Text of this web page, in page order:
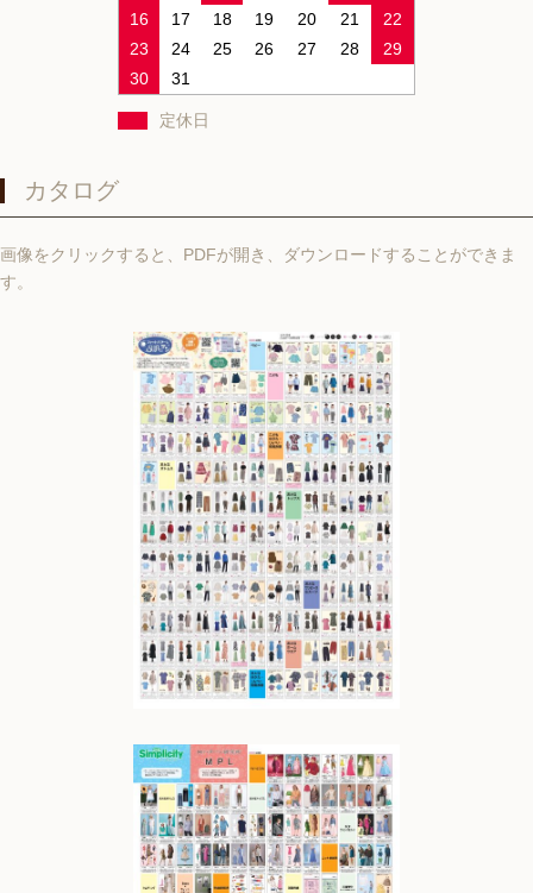
16
17 18 19 20 21
22
23
24 25 26 27 28
29
30
31
定休日
カタログ
画像をクリックすると、PDFが開き、ダウンロードすることができま
す。